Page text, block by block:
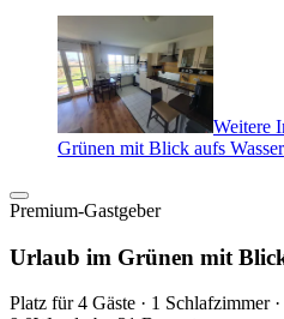
Weitere
Grünen mit Blick aufs Wasser
Premium-Gastgeber
Urlaub im Grünen mit
Platz für 4 Gäste · 1 Schlafzimmer